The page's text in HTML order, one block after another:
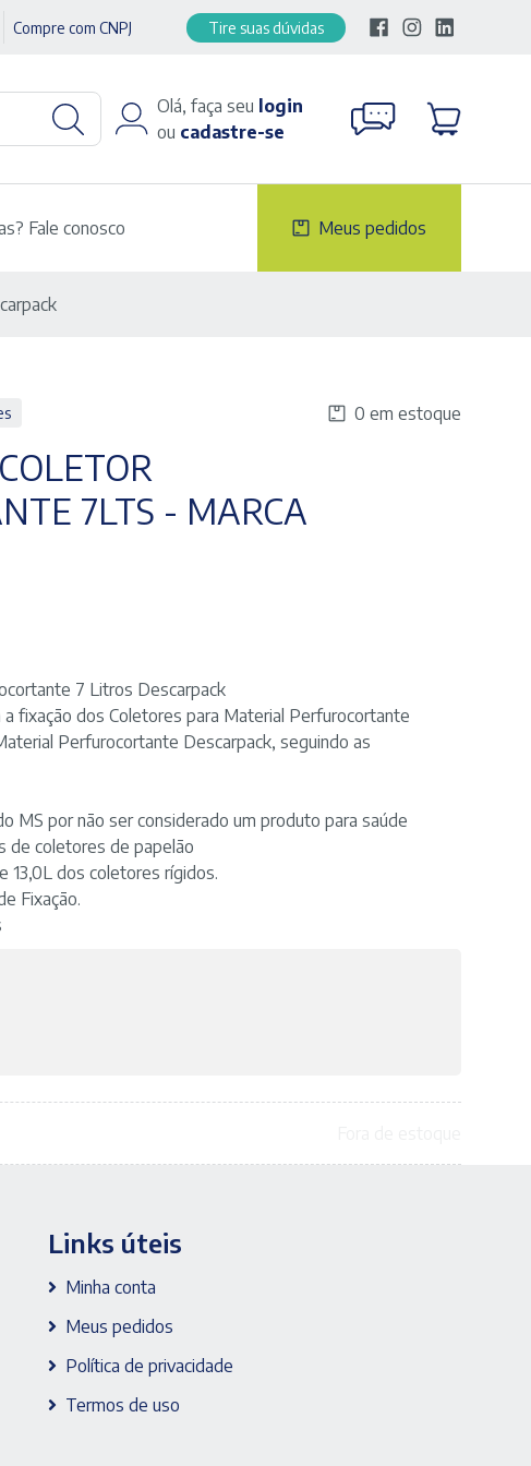
Compre com CNPJ Tire suas dúvidas
Olá, faça seu login
ou cadastre-se
Fale conosco Meus pedidos
0 em estoque
7LTS - MARCA
7 Litros Descarpack
fixação dos Coletores para Material Perfurocortante
Perfurocortante Descarpack, seguindo as
MS por não ser considerado um produto para saúde
de coletores de papelão
13,0L dos coletores rígidos.
Fixação.
Links úteis
Minha conta
Meus pedidos
Política de privacidade
Termos de uso